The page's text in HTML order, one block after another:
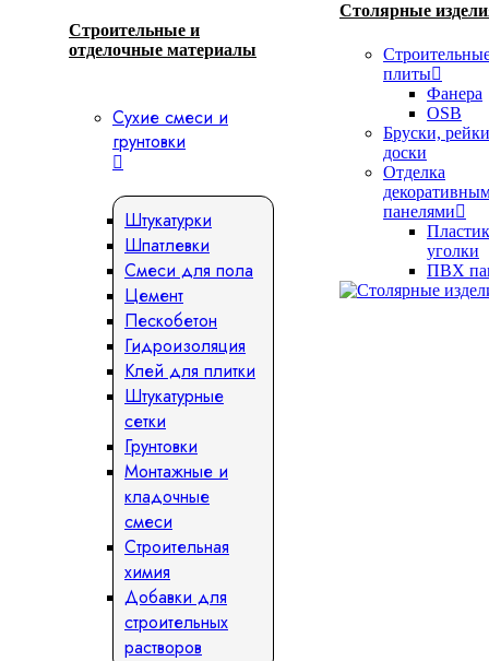
Строительные и
отделочные материалы
Сухие смеси и
грунтовки
Штукатурки
Шпатлевки
Смеси для пола
Цемент
Пескобетон
Гидроизоляция
Клей для плитки
Штукатурные
сетки
Грунтовки
Монтажные и
кладочные
смеси
Строительная
химия
Добавки для
строительных
растворов
Столярные
плиты
Фанера
OSB
Бруски,
доски
Отделка
панелями
уголки
ПВХ